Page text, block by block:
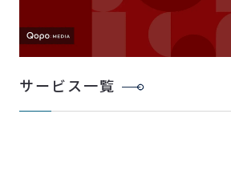
サービス一覧